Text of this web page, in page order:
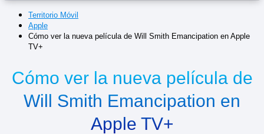
Territorio Móvil
Apple
Cómo ver la nueva película de Will Smith Emancipation en Apple
TV+
Cómo ver la nueva película de
Will Smith Emancipation en
Apple TV+